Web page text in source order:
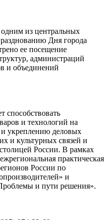
из центральных
Дня города
ее посещение
администраций
и объединений
способствовать
и технологий на
укреплению деловых
и культурных связей и
России. В рамках
практическая
России по
и
и пути решения».